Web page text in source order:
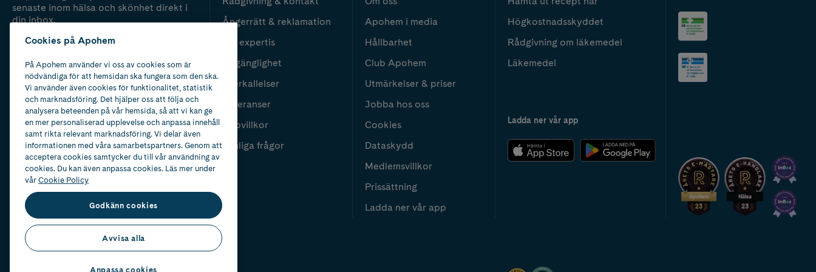
senaste inom hälsa och skönhet direkt i
din inbox.
Ångerrätt & reklamation
Vår expertis
Tillgänglighet
Återkallelser
Leveranser
Köpvillkor
Vanliga frågor
Apohem i media
Hållbarhet
Club Apohem
Utmärkelser & priser
Jobba hos oss
Cookies
Dataskydd
Medlemsvillkor
Prissättning
Ladda ner vår app
Högkostnadsskyddet
Rådgivning om läkemedel
Läkemedel
Ladda ner vår app
2024
Cookies på Apohem
På Apohem använder vi oss av cookies som är
nödvändiga för att hemsidan ska fungera som den ska.
Vi använder även cookies för funktionalitet, statistik
och marknadsföring. Det hjälper oss att följa och
analysera beteenden på vår hemsida, så att vi kan ge
en mer personaliserad upplevelse och anpassa innehåll
samt rikta relevant marknadsföring. Vi delar även
informationen med våra samarbetspartners. Genom att
acceptera cookies samtycker du till vår användning av
cookies. Du kan även anpassa cookies. Läs mer under
vårCookie Policy
Godkänn cookies
Avvisa alla
Anpassa cookies